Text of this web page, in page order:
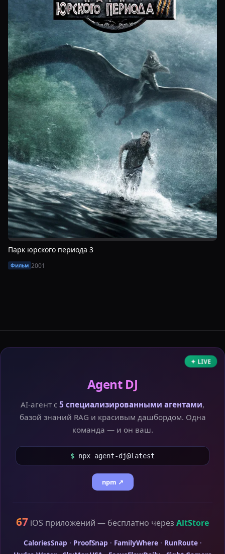
Парк юрского периода 3
Фильм 2001
✦ LIVE
Agent DJ
AI-агент с 5 специализированными агентами,
базой знаний RAG и красивым дашбордом. Одна
команда — и он ваш.
$ npx agent-dj@latest
npm ↗
67 iOS приложений — бесплатно через AltStore
CaloriesSnap · ProofSnap · FamilyWhere· RunRoute·